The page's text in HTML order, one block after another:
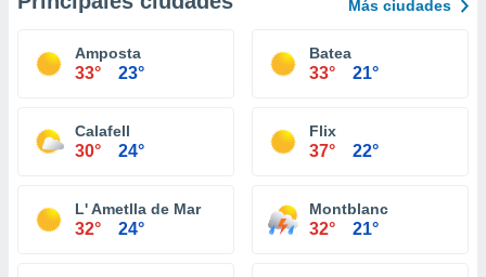
Más ciudades
Amposta
33° 23°
Batea
33° 21°
Calafell
30° 24°
Flix
37° 22°
L' Ametlla de Mar
32° 24°
Montblanc
32° 21°